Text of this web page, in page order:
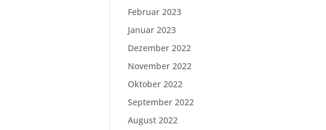
Februar 2023
Januar 2023
Dezember 2022
November 2022
Oktober 2022
September 2022
August 2022